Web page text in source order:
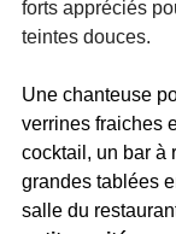
forts appréciés
teintes douces.
Une chanteuse
verrines fraiches
cocktail, un bar à
grandes tablées
salle du